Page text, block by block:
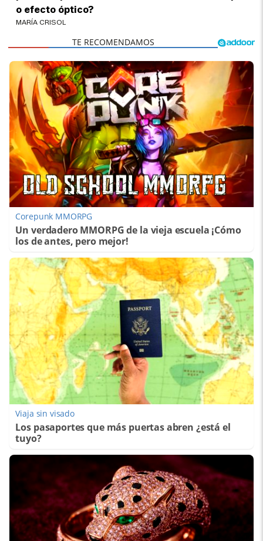
o efecto óptico?
MARÍA CRISOL
Corepunk MMORPG
Un verdadero MMORPG de la vieja escuela ¡Cómo
los de antes, pero mejor!
Viaja sin visado
Los pasaportes que más puertas abren ¿está el
tuyo?